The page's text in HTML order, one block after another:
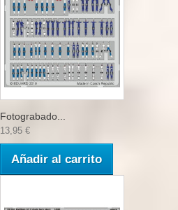
Fotograbado...
13,95 €
Añadir al carrito